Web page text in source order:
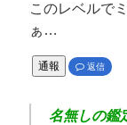
このレベルで
ぁ…
通報 返信
名無しの鑑